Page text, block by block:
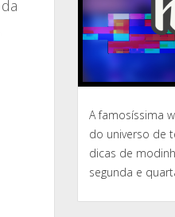
da
A famosíssima
do universo de
dicas de
segunda e